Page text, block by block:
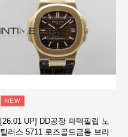
NEW
[26.01 UP] DD공장 파텍필립 노
틸러스 5711 로즈골드금통 브라